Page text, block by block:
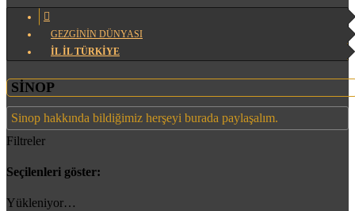
GEZGİNİN DÜNYASI
İL İL TÜRKİYE
SİNOP
Sinop hakkında bildiğimiz herşeyi burada paylaşalım.
Filtreler
Seçilenleri göster:
Yükleniyor…